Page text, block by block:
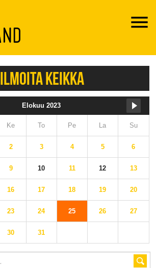
ILMOITA KEIKKA
Elokuu 2023
Ke To Pe La Su
2 3 4 5 6
9 10 11 12 13
16 17 18 19 20
23 24 25 26 27
30 31